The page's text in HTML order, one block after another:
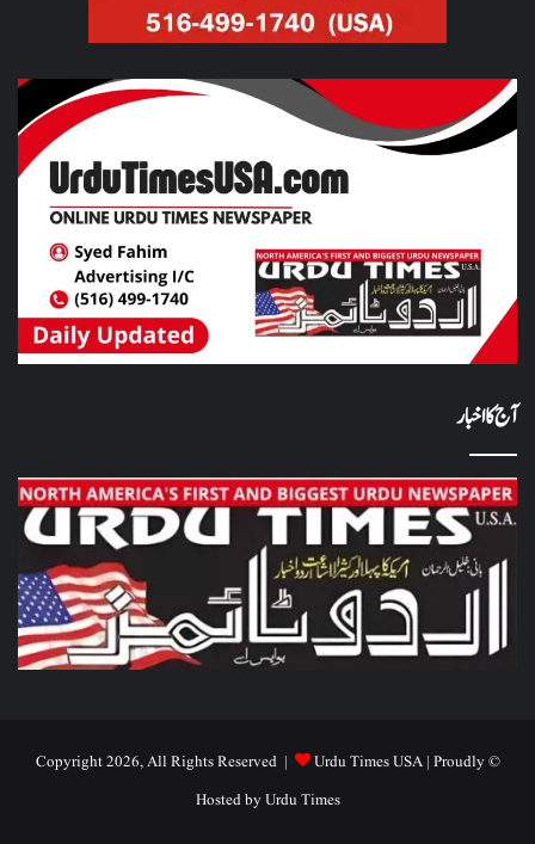
آج کا اخبار
© Copyright 2026, All Rights Reserved |
Urdu Times USA| Proudly
Hosted byUrdu Times